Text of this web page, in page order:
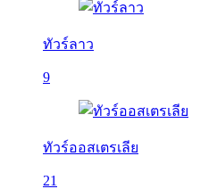
ทัวร์ลาว
9
ทัวร์ออสเตรเลีย
21